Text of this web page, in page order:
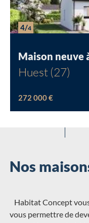
4/4
Maison neuve
Huest (27)
272 000 €
Nos
Habitat Concept
vous permettre de